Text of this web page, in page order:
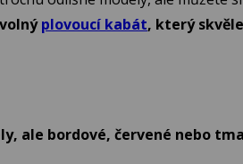
plovoucí kabát, který
ale bordové, červené nebo